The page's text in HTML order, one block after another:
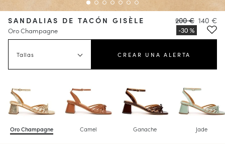
SANDALIAS DE TACÓN GISÈLE
Oro Champagne
200 € 140 €
Tallas CREAR UNA ALERTA
Oro Champagne Camel Ganache Jade